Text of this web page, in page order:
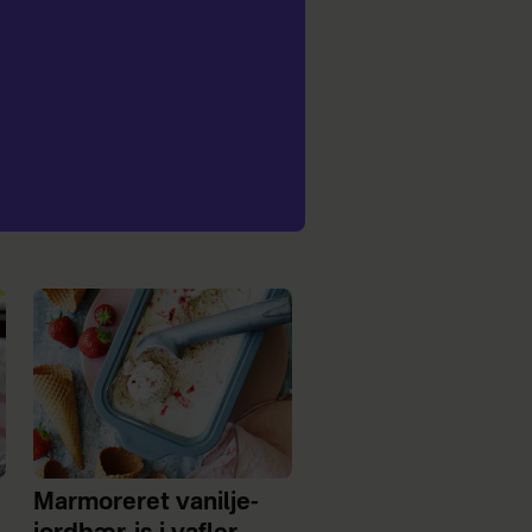
Marmoreret vanilje-